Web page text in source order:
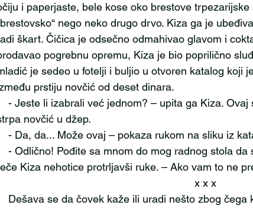
i paperjaste, bele kose oko brestove
nego neko drugo drvo. Kiza ga je
škart. Čičica je odsečno odmahivao glavom i
pogrebnu opremu, Kiza je bio poprilično
je sedeo u fotelji i buljio u otvoren katalog koji
prstiju novčić od deset dinara.
novčić u džep.
- Da, da... Može ovaj – pokaza rukom na sliku iz
Kiza nehotice protrljavši ruke. – Ako vam to ne
                                                                   x x x